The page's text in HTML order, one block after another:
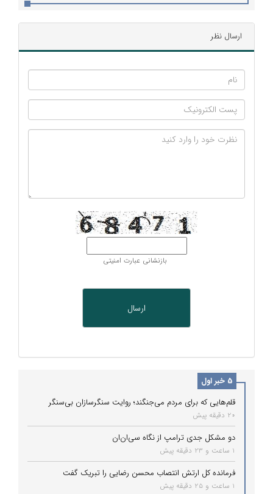
ارسال نظر
بازنشانی عبارت امنیتی
5 خبر اول
قلم‌هایی که برای مردم می‌جنگند؛ روایت سنگرسازان بی‌سنگر
20 دقیقه پیش
دو مشکل جدی ترامپ از نگاه سی‌ان‌ان
1 ساعت و 23 دقیقه پیش
فرمانده کل ارتش انتصاب محسن رضایی را تبریک گفت
1 ساعت و 25 دقیقه پیش